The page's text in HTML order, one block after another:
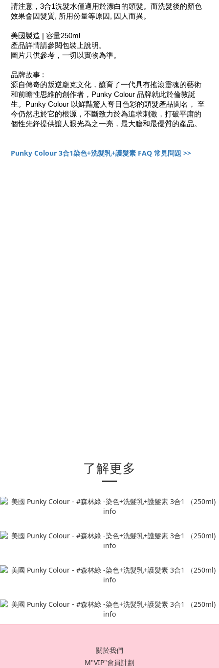
請注意，3合1洗髮水僅適用於漂白的頭髮。而洗髮後的顏色
效果會因髮質, 所用份量等原因, 因人而異。
美國製造 | 容量250ml
產品詳情請參閱包裝上說明。
圖片只供參考，一切以實物為準。
品牌故事 :
源自傳奇的叛逆龐克文化，釀育了一代具有搖滾靈魂的藝術
和前瞻性思維的創作者，Punky Colour 品牌就此於倫敦誕
生。Punky Colour 以鮮豔驚人奪目色彩的頭髮產品聞名， 至
今仍然忠於它的根源，不斷致力於為追求刺激，打破平庸的
個性先鋒提供讓人眼光為之一亮，最大膽和最優質的產品。
Punky Colour 3合1染色+洗髮乳+護髮素 FAQ 常見問題 >>
了解更多
關於我們
M"VIP"會員計劃